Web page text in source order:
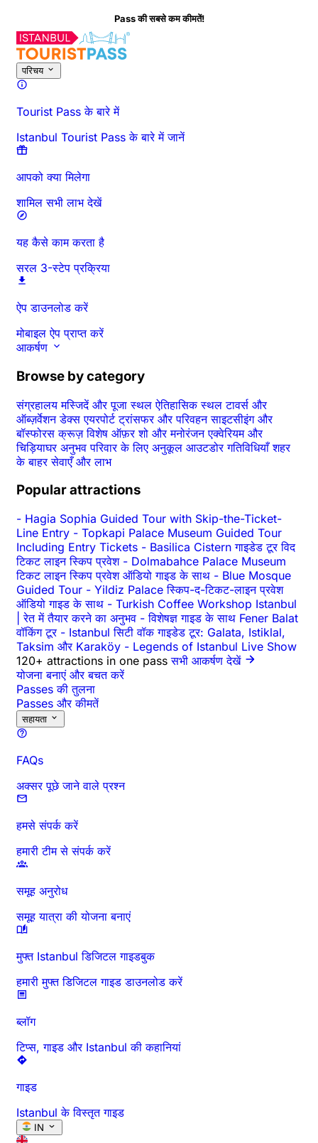
Pass की सबसे कम कीमतें!
परिचय
Tourist Pass के बारे में
Istanbul Tourist Pass के बारे में जानें
आपको क्या मिलेगा
शामिल सभी लाभ देखें
यह कैसे काम करता है
सरल 3-स्टेप प्रक्रिया
ऐप डाउनलोड करें
मोबाइल ऐप प्राप्त करें
आकर्षण
Browse by category
संग्रहालयमस्जिदें और पूजा स्थलऐतिहासिक स्थलटावर्स और
ऑब्ज़र्वेशन डेक्सएयरपोर्ट ट्रांसफर और परिवहनसाइटसीइंग और
बॉस्फोरस क्रूज़विशेष ऑफ़रशो और मनोरंजनएक्वेरियम और
चिड़ियाघर अनुभवपरिवार के लिए अनुकूल आउटडोर गतिविधियाँशहर
के बाहरसेवाएँ और लाभ
Popular attractions
- Hagia Sophia Guided Tour with Skip-the-Ticket-
Line Entry - Topkapi Palace Museum Guided Tour
Including Entry Tickets - Basilica Cistern गाइडेड टूर विद
टिकट लाइन स्किप प्रवेश - Dolmabahce Palace Museum
टिकट लाइन स्किप प्रवेश ऑडियो गाइड के साथ - Blue Mosque
Guided Tour - Yildiz Palace स्किप-द-टिकट-लाइन प्रवेश
ऑडियो गाइड के साथ - Turkish Coffee Workshop Istanbul
| रेत में तैयार करने का अनुभव - विशेषज्ञ गाइड के साथ Fener Balat
वॉकिंग टूर - Istanbul सिटी वॉक गाइडेड टूर: Galata, Istiklal,
Taksim और Karaköy - Legends of Istanbul Live Show
120+ attractions in one pass सभी आकर्षण देखें
योजना बनाएं और बचत करें
Passes की तुलना
Passes और कीमतें
सहायता
FAQs
अक्सर पूछे जाने वाले प्रश्न
हमसे संपर्क करें
हमारी टीम से संपर्क करें
समूह अनुरोध
समूह यात्रा की योजना बनाएं
मुफ्त Istanbul डिजिटल गाइडबुक
हमारी मुफ्त डिजिटल गाइड डाउनलोड करें
ब्लॉग
टिप्स, गाइड और Istanbul की कहानियां
गाइड
Istanbul के विस्तृत गाइड
IN
अवलोकन समय और अवधि विस्तृत जानकारी